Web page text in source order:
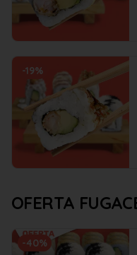
-19%
OFERTA
-40%